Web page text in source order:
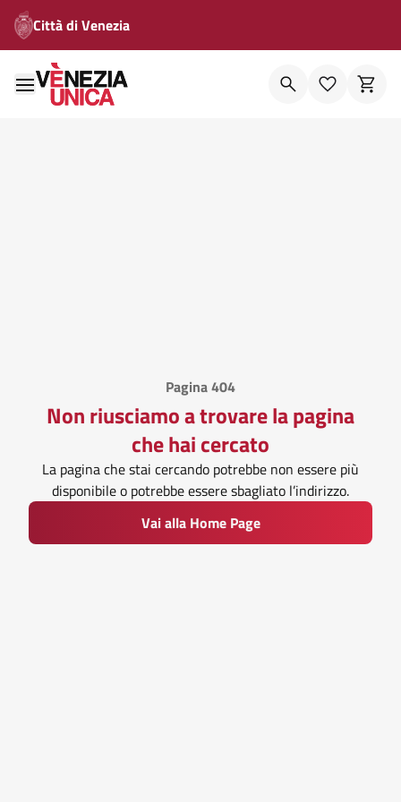
Città di Venezia
Pagina 404
Non riusciamo a trovare la pagina
che hai cercato
La pagina che stai cercando potrebbe non essere più
disponibile o potrebbe essere sbagliato l’indirizzo.
Vai alla Home Page